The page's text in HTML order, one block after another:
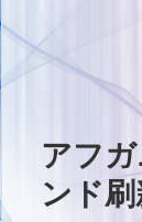
アフ
ンド